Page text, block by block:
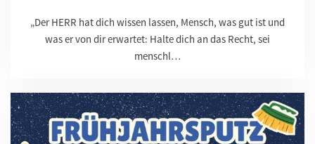
„Der HERR hat dich wissen lassen, Mensch, was gut ist und
was er von dir erwartet: Halte dich an das Recht, sei
menschl…